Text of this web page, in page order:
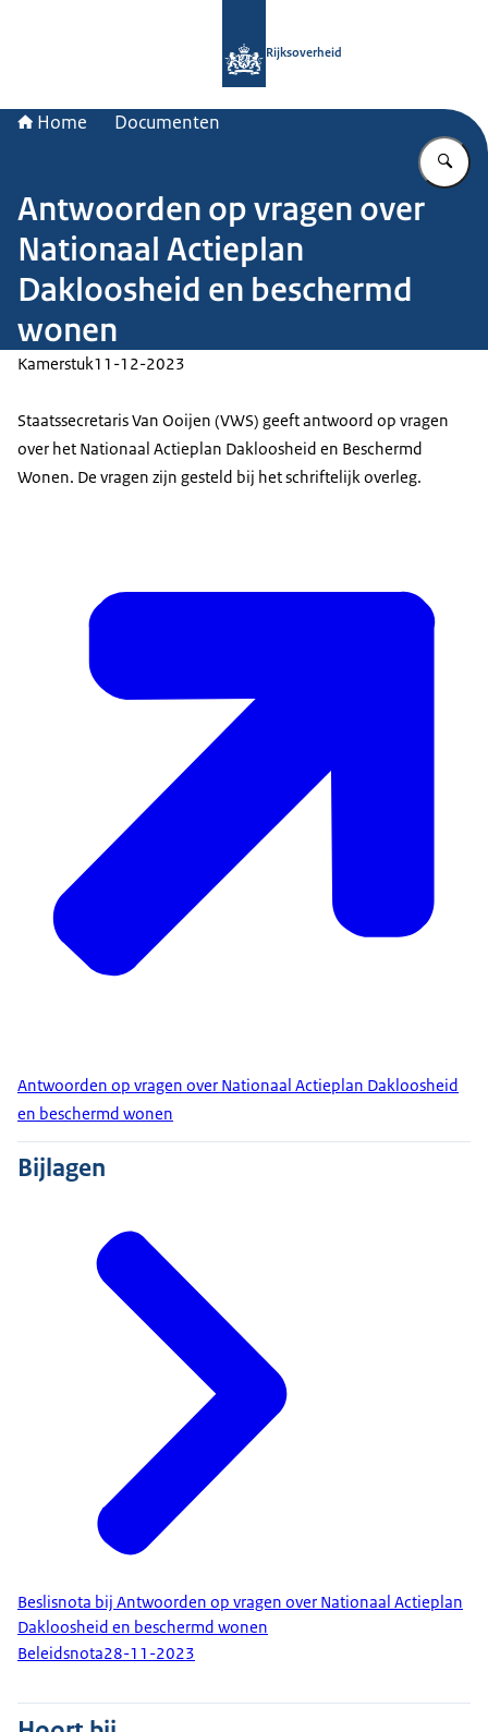
Rijksoverheid
Home Documenten
Antwoorden op vragen over
Nationaal Actieplan
Dakloosheid en beschermd
wonen
Kamerstuk11-12-2023
Staatssecretaris Van Ooijen (VWS) geeft antwoord op vragen
over het Nationaal Actieplan Dakloosheid en Beschermd
Wonen. De vragen zijn gesteld bij het schriftelijk overleg.
Antwoorden op vragen over Nationaal Actieplan Dakloosheid
en beschermd wonen
Bijlagen
Beslisnota bij Antwoorden op vragen over Nationaal Actieplan
Dakloosheid en beschermd wonen
Beleidsnota28-11-2023